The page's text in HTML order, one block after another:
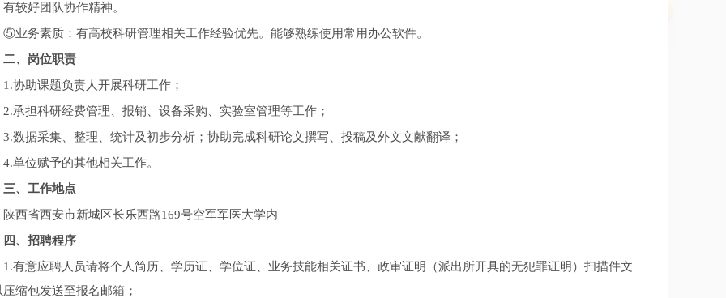
较好团队协作精神。
⑤业务素质：有高校科研管理相关工作经验优先。能够熟练使用常用办公软件。
二、岗位职责
1.协助课题负责人开展科研工作；
2.承担科研经费管理、报销、设备采购、实验室管理等工作；
3.数据采集、整理、统计及初步分析；协助完成科研论文撰写、投稿及外文文献翻译；
4.单位赋予的其他相关工作。
三、工作地点
陕西省西安市新城区长乐西路169号空军军医大学内
四、招聘程序
1.有意应聘人员请将个人简历、学历证、学位证、业务技能相关证书、政审证明（派出所开具的无犯罪证明）扫描件文
压缩包发送至报名邮箱；